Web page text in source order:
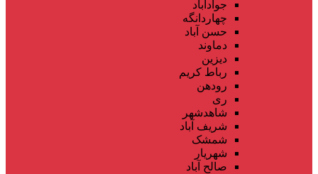
جوادآباد
چهاردانگه
حسن آباد
دماوند
دیزین
رباط کریم
رودهن
ری
شاهدشهر
شریف آباد
شمشک
شهریار
صالح آباد